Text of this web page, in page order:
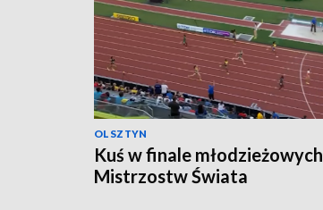
OLSZTYN
Kuś w finale młodzieżowych
Mistrzostw Świata